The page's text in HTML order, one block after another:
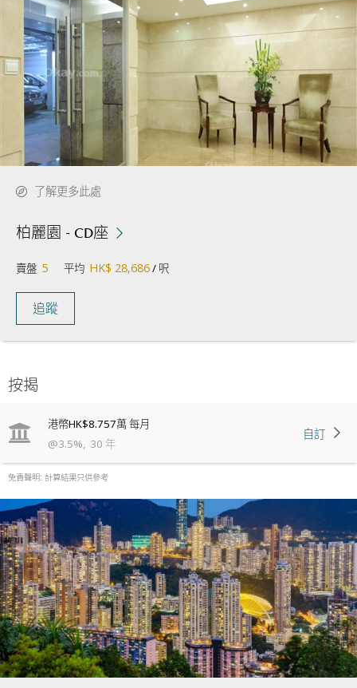
按揭
港幣HK$8.757萬每月
@3.5%, 30 年
自訂
免責聲明: 計算結果只供參考
了解更多此處
柏麗園 - CD座
賣盤 5 平均 HK$ 28,686/ 呎
追蹤